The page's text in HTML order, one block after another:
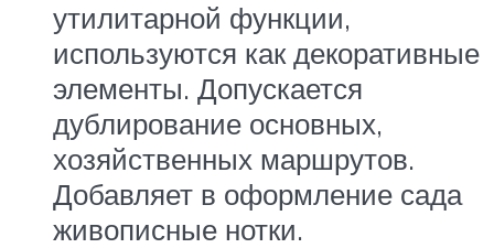
утилитарной функции,
используются как декоративные
элементы. Допускается
дублирование основных,
хозяйственных маршрутов.
Добавляет в оформление сада
живописные нотки.